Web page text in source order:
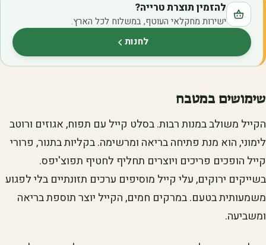
להזמין תוצרת טרייה?
ישירות מחקלאי העוטף, במשלוח לכל הארץ.
לחנות(נפתח בלשונית חדשה)
שימושים במטבח
הקייל משולב במנות רבות. בסלט קייל עם תפוח, אגוזים ורוטב
לימוני, הוא מנת פתיחה בריאה ומרשימה. בקליות בתנור, פרורי
קייל הופכים פריכים ויוצרים תחליף לחטיף תפוצ'יפס.
בשייקים ירוקים, עלי קייל מוסיפים ערכים תזונתיים בלי לפגוע
משמעותית בטעם. במרקים חמים, הקייל יוצר תוספת בריאה
ומשביעה.